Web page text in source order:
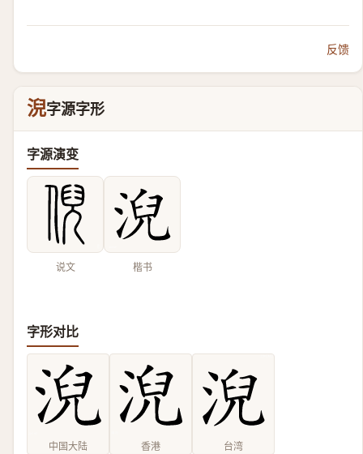
反馈
淣字源字形
字源演变
说文 楷书
字形对比
中国大陆 香港 台湾